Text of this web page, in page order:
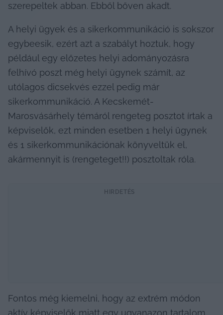
szerepeltek abban. Ebből bőven akadt.
A helyi ügyek és a sikerkommunikáció is sokszor
egybeesik, ezért azt a szabályt hoztuk, hogy
például egy előzetes helyi adományozásra
felhívó poszt még helyi ügynek számít, az
utólagos dicsekvés ezzel pedig már
sikerkommunikáció. A Kecskemét-
Marosvásárhely témáról rengeteg posztot írtak a
képviselők, ezt minden esetben 1 helyi ügynek
és 1 sikerkommunikációnak könyveltük el,
akármennyit is (rengeteget!!) posztoltak róla.
HIRDETÉS
Fontos még kiemelni, hogy az extrém módon
aktív képviselők miatt egy ugyanazon tartalom,